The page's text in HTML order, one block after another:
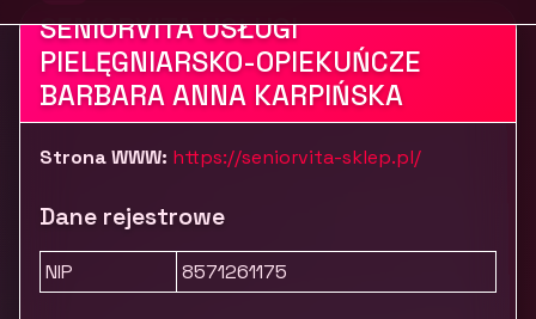
SENIORVITA USŁUGI
PIELĘGNIARSKO-OPIEKUŃCZE
BARBARA ANNA KARPIŃSKA
Strona WWW: https://seniorvita-sklep.pl/
Dane rejestrowe
NIP 8571261175